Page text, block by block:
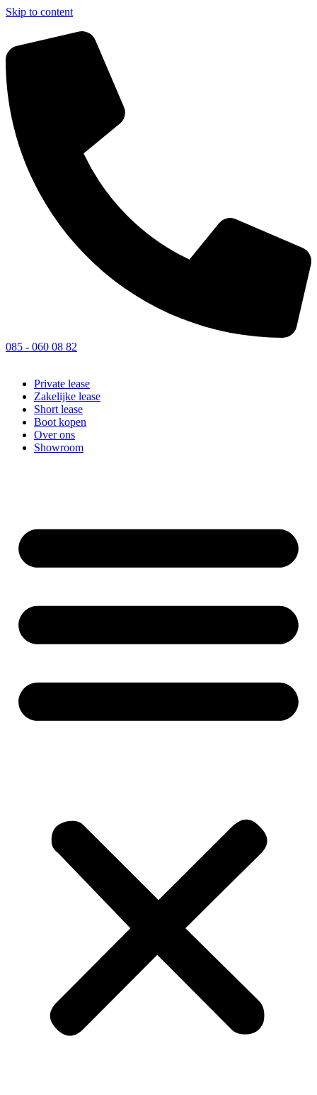
Skip to content
085 - 060 08 82
Private lease
Zakelijke lease
Short lease
Boot kopen
Over ons
Showroom